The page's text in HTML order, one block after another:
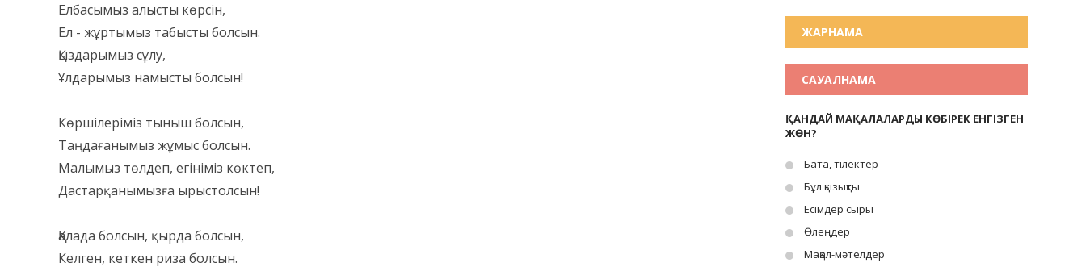
Елбасымыз алысты көрсін,
Ел - жұртымыз табысты болсын.
Қыздарымыз сұлу,
Ұлдарымыз намысты болсын!
Көршілеріміз тыныш болсын,
Таңдағанымыз жұмыс болсын.
Малымыз төлдеп, егініміз көктеп,
Дастарқанымызға ырыстолсын!
Қалада болсын, қырда болсын,
Келген, кеткен риза болсын.
ЖАРНАМА
САУАЛНАМА
ҚАНДАЙ МАҚАЛАЛАРДЫ КӨБІРЕК ЕНГІЗГЕН
ЖӨН?
Бата, тілектер
Бұл қызықты
Есімдер сыры
Өлеңдер
Мақал-мәтелдер